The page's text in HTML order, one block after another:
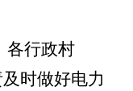
各行政村
时做好电力